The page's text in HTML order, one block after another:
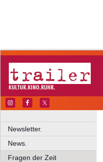
Newsletter.
News.
Fragen der Zeit